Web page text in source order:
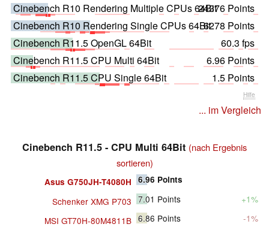
Cinebench R10 Rendering Multiple CPUs 64Bit24376 Points
Cinebench R10 Rendering Single CPUs 64Bit6278 Points
Cinebench R11.5 OpenGL 64Bit
60.3 fps
Cinebench R11.5 CPU Multi 64Bit
6.96 Points
Cinebench R11.5 CPU Single 64Bit
1.5 Points
Hilfe
... im Vergleich
Cinebench R11.5 - CPU Multi 64Bit (nach Ergebnis
sortieren)
Asus G750JH-T4080H 6.96 Points
Schenker XMG P703 7.01 Points
+1%
MSI GT70H-80M4811B 6.86 Points
-1%